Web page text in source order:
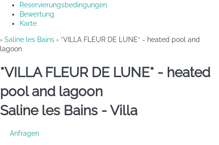
Reservierungsbedingungen
Bewertung
Karte
› Saline les Bains › *VILLA FLEUR DE LUNE* - heated pool and
lagoon
*VILLA FLEUR DE LUNE* - heated
pool and lagoon
Saline les Bains -Villa
Anfragen